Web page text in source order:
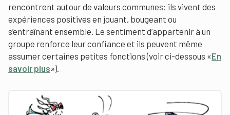
rencontrent autour de valeurs communes: ils vivent des
expériences positives en jouant, bougeant ou
s’entraînant ensemble. Le sentiment d’appartenir à un
groupe renforce leur confiance et ils peuvent même
assumer certaines petites fonctions (voir ci-dessous «En
savoir plus»).